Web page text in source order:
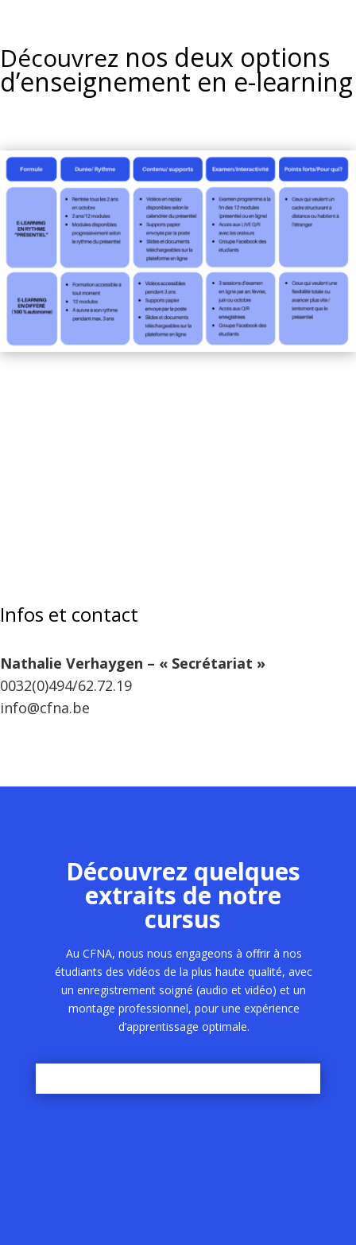
Découvrez nos deux options
d’enseignement en e-learning
Infos et contact
Nathalie Verhaygen – « Secrétariat »
0032(0)494/62.72.19
info@cfna.be
Découvrez quelques
extraits de notre
cursus
Au CFNA, nous nous engageons à offrir à nos
étudiants des vidéos de la plus haute qualité, avec
un enregistrement soigné (audio et vidéo) et un
montage professionnel, pour une expérience
d’apprentissage optimale.